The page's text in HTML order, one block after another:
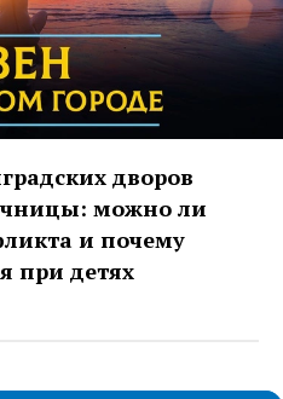
дворов
можно ли
и почему
при детях